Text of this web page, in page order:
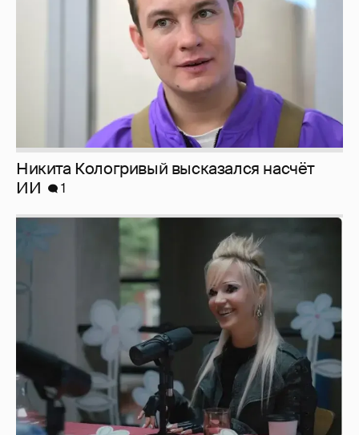
Никита Кологривый высказался насчёт
ИИ
1